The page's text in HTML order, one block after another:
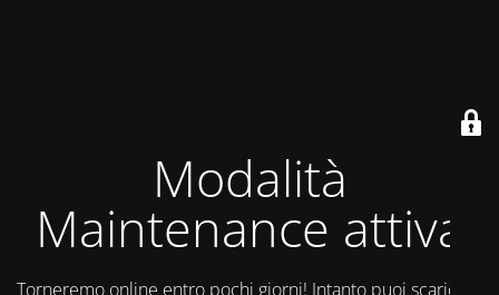
Modalità
Maintenance attiva
Torneremo online entro pochi giorni! Intanto puoi scaricare